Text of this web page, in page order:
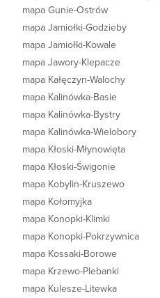
mapa Gunie-Ostrów
mapa Jamiołki-Godzieby
mapa Jamiołki-Kowale
mapa Jawory-Klepacze
mapa Kałęczyn-Walochy
mapa Kalinówka-Basie
mapa Kalinówka-Bystry
mapa Kalinówka-Wielobory
mapa Kłoski-Młynowięta
mapa Kłoski-Świgonie
mapa Kobylin-Kruszewo
mapa Kołomyjka
mapa Konopki-Klimki
mapa Konopki-Pokrzywnica
mapa Kossaki-Borowe
mapa Krzewo-Plebanki
mapa Kulesze-Litewka